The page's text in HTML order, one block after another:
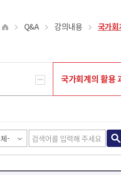
Q&A 강의내용 국가
국가회계의 활용